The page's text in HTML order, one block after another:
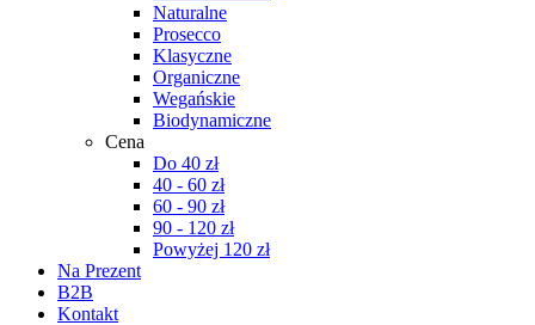
Naturalne
Prosecco
Klasyczne
Organiczne
Wegańskie
Biodynamiczne
Cena
Do 40 zł
40 - 60 zł
60 - 90 zł
90 - 120 zł
Powyżej 120 zł
Na Prezent
B2B
Kontakt